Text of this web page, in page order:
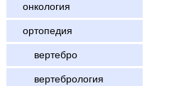
онкология
ортопедия
вертебро
вертебрология